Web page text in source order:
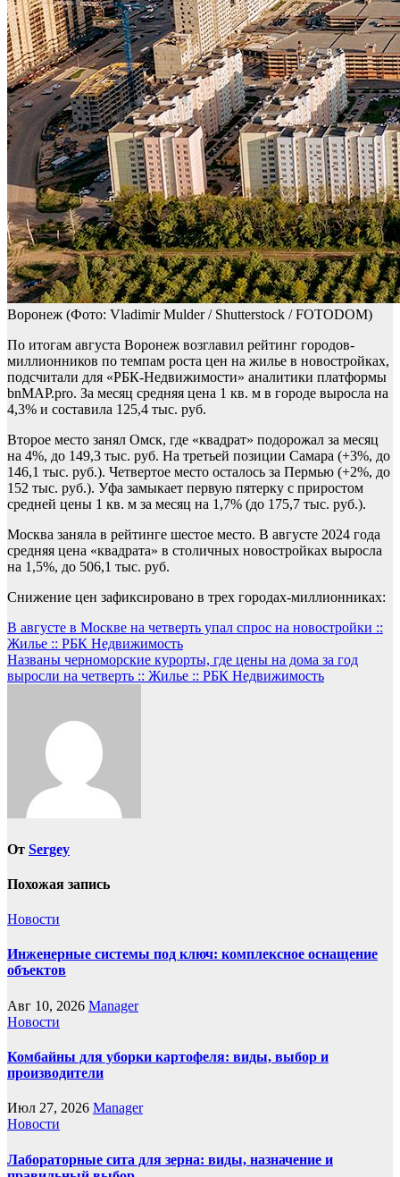
Воронеж (Фото: Vladimir Mulder / Shutterstock / FOTODOM)
По итогам августа Воронеж возглавил рейтинг городов-
миллионников по темпам роста цен на жилье в новостройках,
подсчитали для «РБК-Недвижимости» аналитики платформы
bnMAP.pro. За месяц средняя цена 1 кв. м в городе выросла на
4,3% и составила 125,4 тыс. руб.
Второе место занял Омск, где «квадрат» подорожал за месяц
на 4%, до 149,3 тыс. руб. На третьей позиции Самара (+3%, до
146,1 тыс. руб.). Четвертое место осталось за Пермью (+2%, до
152 тыс. руб.). Уфа замыкает первую пятерку с приростом
средней цены 1 кв. м за месяц на 1,7% (до 175,7 тыс. руб.).
Москва заняла в рейтинге шестое место. В августе 2024 года
средняя цена «квадрата» в столичных новостройках выросла
на 1,5%, до 506,1 тыс. руб.
Снижение цен зафиксировано в трех городах-миллионниках:
Навигация
по
записям
В августе в Москве на четверть упал спрос на новостройки ::
Жилье :: РБК Недвижимость
Названы черноморские курорты, где цены на дома за год
выросли на четверть :: Жилье :: РБК Недвижимость
От Sergey
Похожая запись
Новости
Инженерные системы под ключ: комплексное оснащение
объектов
Авг 10, 2026 Manager
Новости
Комбайны для уборки картофеля: виды, выбор и
производители
Июл 27, 2026 Manager
Новости
Лабораторные сита для зерна: виды, назначение и